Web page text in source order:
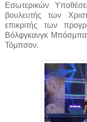
Εσωτερικών
βουλευτής των
επικριτής των
Βόλφγκανγκ Μπόσμπαχ
Τόμπσον.